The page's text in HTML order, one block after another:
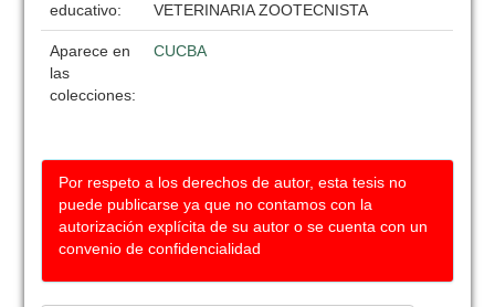
educativo:
VETERINARIA ZOOTECNISTA
Aparece en
las
colecciones:
CUCBA
Por respeto a los derechos de autor, esta tesis no
puede publicarse ya que no contamos con la
autorización explícita de su autor o se cuenta con un
convenio de confidencialidad